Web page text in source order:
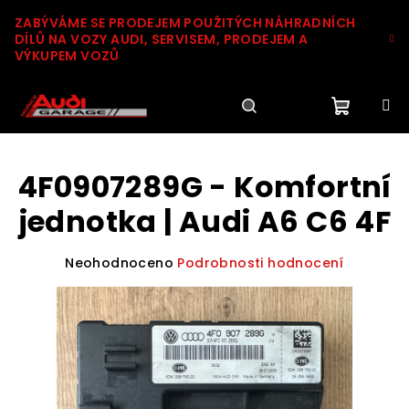
na
obsah
ZABÝVÁME SE PRODEJEM POUŽITÝCH NÁHRADNÍCH
DÍLŮ NA VOZY AUDI, SERVISEM, PRODEJEM A
VÝKUPEM VOZŮ
HledatPřihlášení
košík
4F0907289G - Komfortní
jednotka | Audi A6 C6 4F
Průměrné
produktu
je
0,0
z
5
hvězdiček.
Neohodnoceno Podrobnosti hodnocení